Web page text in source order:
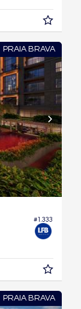
PRAIA BRAVA
#1.333
PRAIA BRAVA